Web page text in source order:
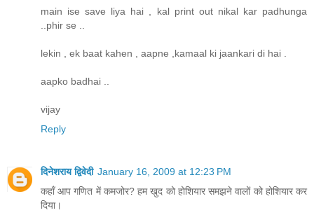
main ise save liya hai , kal print out nikal kar padhunga
..phir se ..
lekin , ek baat kahen , aapne ,kamaal ki jaankari di hai .
aapko badhai ..
vijay
Reply
दिनेशराय द्विवेदी January 16, 2009 at 12:23 PM
कहाँ आप गणित में कमजोर? हम खुद को होशियार समझने वालों को होशियार कर
दिया।